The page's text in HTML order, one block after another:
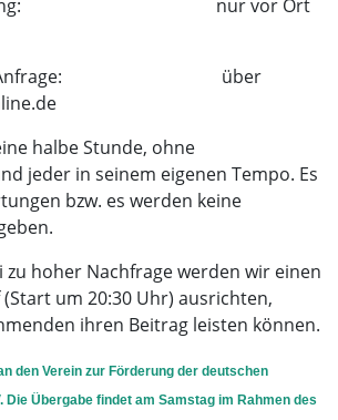
nur vor Ort
Anfrage: über
halbe Stunde, ohne
jeder in seinem eigenen Tempo. Es
bzw. es werden keine
zu hoher Nachfrage werden wir einen
um 20:30 Uhr) ausrichten,
ihren Beitrag leisten können.
den Verein zur Förderung der deutschen
Die Übergabe findet am Samstag im Rahmen des